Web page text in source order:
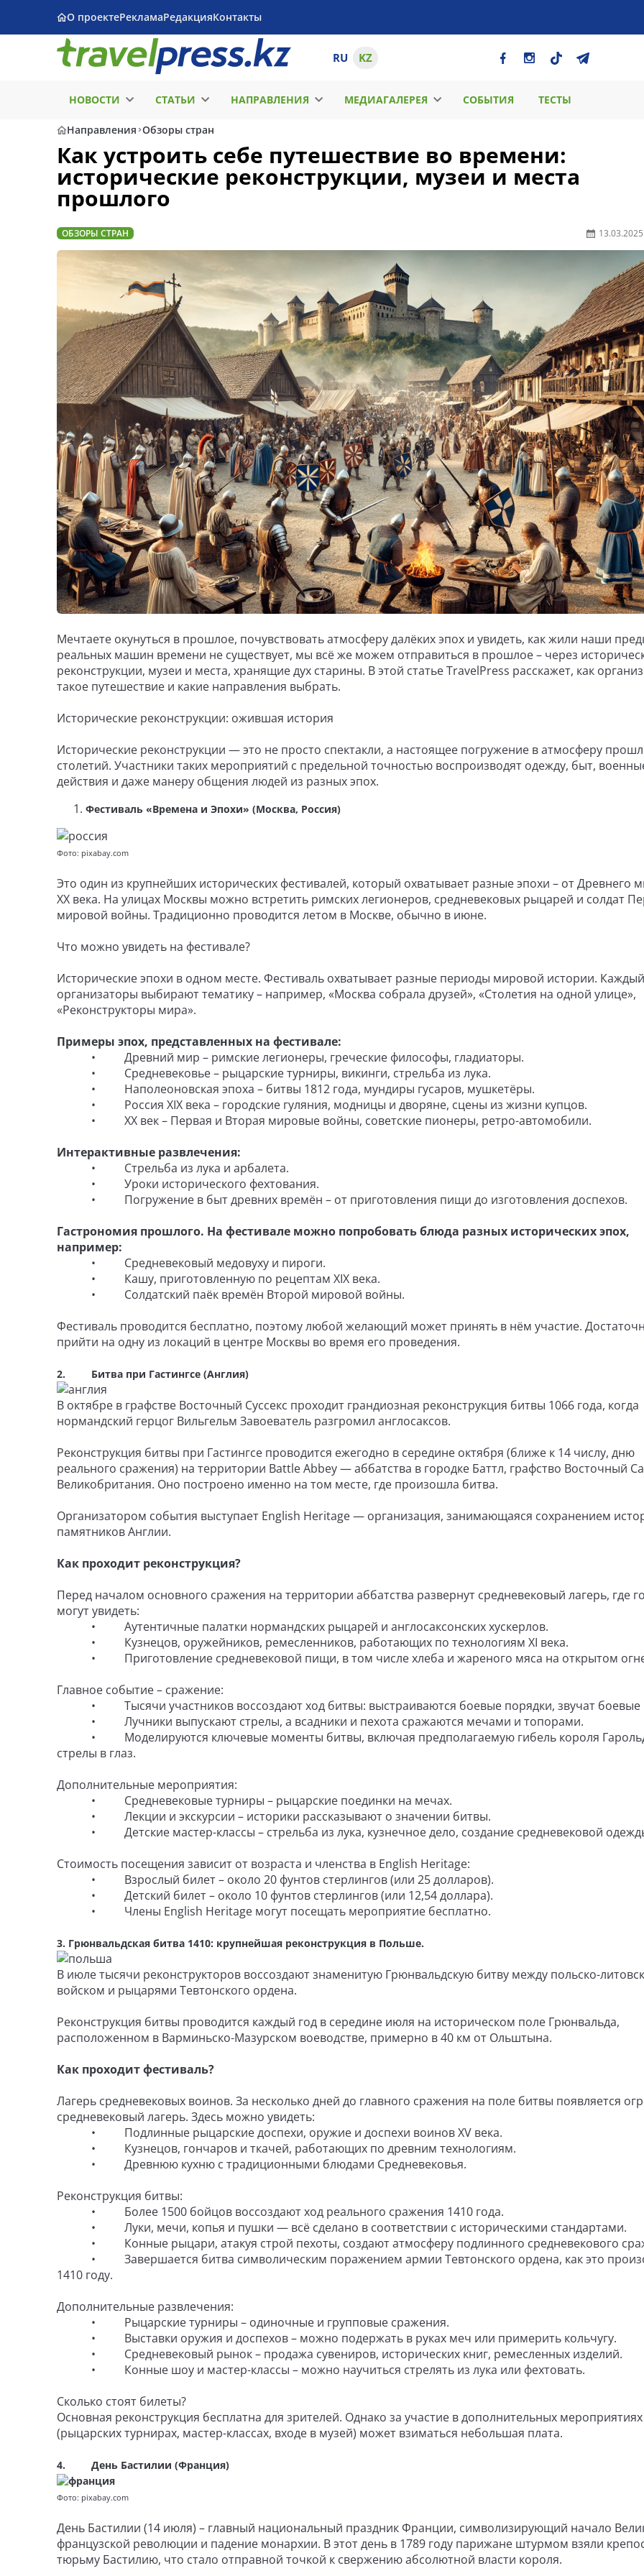
О проектеРекламаРедакцияКонтакты
RU KZ
НОВОСТИ СТАТЬИ НАПРАВЛЕНИЯ МЕДИАГАЛЕРЕЯ СОБЫТИЯ ТЕСТЫ
Направления Обзоры стран
Как устроить себе путешествие во времени:
исторические реконструкции, музеи и места
прошлого
ОБЗОРЫ СТРАН 13.03.2025
Мечтаете окунуться в прошлое, почувствовать атмосферу далёких эпох и увидеть, как жили наши
реальных машин времени не существует, мы всё же можем отправиться в прошлое – через
реконструкции, музеи и места, хранящие дух старины. В этой статье TravelPress расскажет, как
такое путешествие и какие направления выбрать.
Исторические реконструкции: ожившая история
Исторические реконструкции — это не просто спектакли, а настоящее погружение в атмосферу
столетий. Участники таких мероприятий с предельной точностью воспроизводят одежду, быт,
действия и даже манеру общения людей из разных эпох.
Фестиваль «Времена и Эпохи» (Москва, Россия)
Фото: pixabay.com
Это один из крупнейших исторических фестивалей, который охватывает разные эпохи – от Древнего
XX века. На улицах Москвы можно встретить римских легионеров, средневековых рыцарей и солдат
мировой войны. Традиционно проводится летом в Москве, обычно в июне.
Что можно увидеть на фестивале?
Исторические эпохи в одном месте. Фестиваль охватывает разные периоды мировой истории.
организаторы выбирают тематику – например, «Москва собрала друзей», «Столетия на одной улице»,
«Реконструкторы мира».
Примеры эпох, представленных на фестивале:
• Древний мир – римские легионеры, греческие философы, гладиаторы.
• Средневековье – рыцарские турниры, викинги, стрельба из лука.
• Наполеоновская эпоха – битвы 1812 года, мундиры гусаров, мушкетёры.
• Россия XIX века – городские гуляния, модницы и дворяне, сцены из жизни купцов.
• XX век – Первая и Вторая мировые войны, советские пионеры, ретро-автомобили.
Интерактивные развлечения:
• Стрельба из лука и арбалета.
• Уроки исторического фехтования.
• Погружение в быт древних времён – от приготовления пищи до изготовления доспехов.
Гастрономия прошлого. На фестивале можно попробовать блюда разных исторических эпох,
например:
• Средневековый медовуху и пироги.
• Кашу, приготовленную по рецептам XIX века.
• Солдатский паёк времён Второй мировой войны.
Фестиваль проводится бесплатно, поэтому любой желающий может принять в нём участие.
прийти на одну из локаций в центре Москвы во время его проведения.
2. Битва при Гастингсе (Англия)
В октябре в графстве Восточный Суссекс проходит грандиозная реконструкция битвы 1066 года, когда
нормандский герцог Вильгельм Завоеватель разгромил англосаксов.
Реконструкция битвы при Гастингсе проводится ежегодно в середине октября (ближе к 14 числу, дню
реального сражения) на территории Battle Abbey — аббатства в городке Баттл, графство Восточный
Великобритания. Оно построено именно на том месте, где произошла битва.
Организатором события выступает English Heritage — организация, занимающаяся сохранением
памятников Англии.
Как проходит реконструкция?
Перед началом основного сражения на территории аббатства развернут средневековый лагерь, где
могут увидеть:
• Аутентичные палатки нормандских рыцарей и англосаксонских хускерлов.
• Кузнецов, оружейников, ремесленников, работающих по технологиям XI века.
• Приготовление средневековой пищи, в том числе хлеба и жареного мяса на открытом
Главное событие – сражение:
• Тысячи участников воссоздают ход битвы: выстраиваются боевые порядки, звучат боевые
• Лучники выпускают стрелы, а всадники и пехота сражаются мечами и топорами.
• Моделируются ключевые моменты битвы, включая предполагаемую гибель короля
стрелы в глаз.
Дополнительные мероприятия:
• Средневековые турниры – рыцарские поединки на мечах.
• Лекции и экскурсии – историки рассказывают о значении битвы.
• Детские мастер-классы – стрельба из лука, кузнечное дело, создание средневековой
Стоимость посещения зависит от возраста и членства в English Heritage:
• Взрослый билет – около 20 фунтов стерлингов (или 25 долларов).
• Детский билет – около 10 фунтов стерлингов (или 12,54 доллара).
• Члены English Heritage могут посещать мероприятие бесплатно.
3. Грюнвальдская битва 1410: крупнейшая реконструкция в Польше.
В июле тысячи реконструкторов воссоздают знаменитую Грюнвальдскую битву между польско-
войском и рыцарями Тевтонского ордена.
Реконструкция битвы проводится каждый год в середине июля на историческом поле Грюнвальда,
расположенном в Варминьско-Мазурском воеводстве, примерно в 40 км от Ольштына.
Как проходит фестиваль?
Лагерь средневековых воинов. За несколько дней до главного сражения на поле битвы появляется
средневековый лагерь. Здесь можно увидеть:
• Подлинные рыцарские доспехи, оружие и доспехи воинов XV века.
• Кузнецов, гончаров и ткачей, работающих по древним технологиям.
• Древнюю кухню с традиционными блюдами Средневековья.
Реконструкция битвы:
• Более 1500 бойцов воссоздают ход реального сражения 1410 года.
• Луки, мечи, копья и пушки — всё сделано в соответствии с историческими стандартами.
• Конные рыцари, атакуя строй пехоты, создают атмосферу подлинного средневекового
• Завершается битва символическим поражением армии Тевтонского ордена, как это
1410 году.
Дополнительные развлечения:
• Рыцарские турниры – одиночные и групповые сражения.
• Выставки оружия и доспехов – можно подержать в руках меч или примерить кольчугу.
• Средневековый рынок – продажа сувениров, исторических книг, ремесленных изделий.
• Конные шоу и мастер-классы – можно научиться стрелять из лука или фехтовать.
Сколько стоят билеты?
Основная реконструкция бесплатна для зрителей. Однако за участие в дополнительных мероприятиях
(рыцарских турнирах, мастер-классах, входе в музей) может взиматься небольшая плата.
4. День Бастилии (Франция)
Фото: pixabay.com
День Бастилии (14 июля) – главный национальный праздник Франции, символизирующий начало
французской революции и падение монархии. В этот день в 1789 году парижане штурмом взяли
тюрьму Бастилию, что стало отправной точкой к свержению абсолютной власти короля.